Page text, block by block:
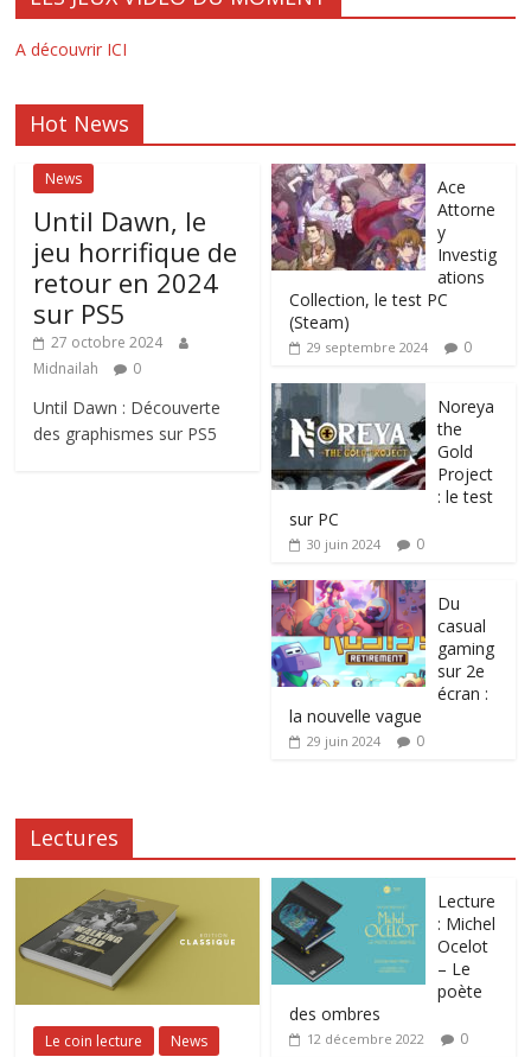
A découvrir ICI
Hot News
News
Until Dawn, le
jeu horrifique de
retour en 2024
sur PS5
27 octobre 2024
Midnailah
0
Until Dawn : Découverte
des graphismes sur PS5
Ace
Attorne
y
Investig
ations
Collection, le test PC
(Steam)
29 septembre 2024 0
Noreya
the
Gold
Project
: le test
sur PC
30 juin 2024 0
Du
casual
gaming
sur 2e
écran :
la nouvelle vague
29 juin 2024 0
Lectures
Le coin lecture News
Lecture
: Michel
Ocelot
– Le
poète
des ombres
12 décembre 2022 0